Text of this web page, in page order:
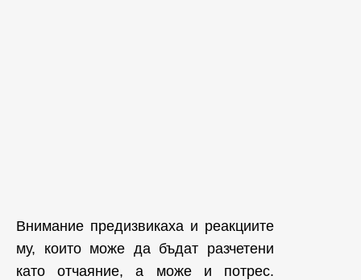
Внимание предизвикаха и реакциите
му, които може да бъдат разчетени
като отчаяние, а може и потрес.